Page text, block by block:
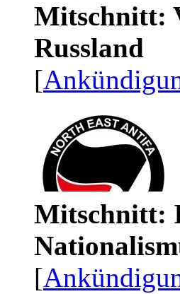
Mitschnitt:
Russland
[
Mitschnitt:
[